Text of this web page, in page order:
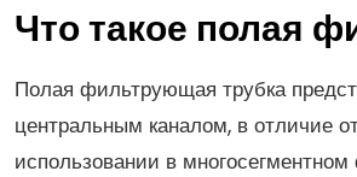
Что такое полая
Полая фильтрующая трубка
центральным каналом, в отличие
использовании в